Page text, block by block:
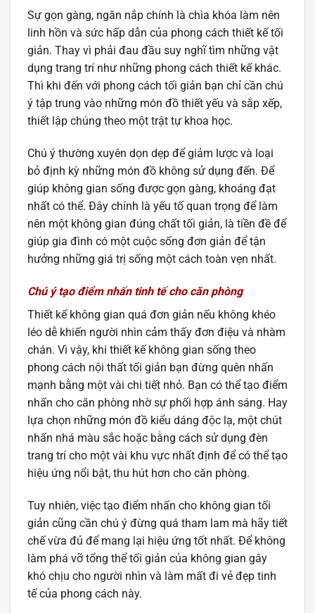
Sự gọn gàng, ngăn nắp chính là chìa khóa làm nên
linh hồn và sức hấp dẫn của phong cách thiết kế tối
giản. Thay vì phải đau đầu suy nghĩ tìm những vật
dụng trang trí như những phong cách thiết kế khác.
Thì khi đến với phong cách tối giản bạn chỉ cần chú
ý tập trung vào những món đồ thiết yếu và sắp xếp,
thiết lập chúng theo một trật tự khoa học.
Chú ý thường xuyên dọn dẹp để giảm lược và loại
bỏ định kỳ những món đồ không sử dụng đến. Để
giúp không gian sống được gọn gàng, khoáng đạt
nhất có thể. Đây chính là yếu tố quan trọng để làm
nên một không gian đúng chất tối giản, là tiền đề để
giúp gia đình có một cuộc sống đơn giản để tận
hưởng những giá trị sống một cách toàn vẹn nhất.
Chú ý tạo điểm nhấn tinh tế cho căn phòng
Thiết kế không gian quá đơn giản nếu không khéo
léo dễ khiến người nhìn cảm thấy đơn điệu và nhàm
chán. Vì vậy, khi thiết kế không gian sống theo
phong cách nội thất tối giản bạn đừng quên nhấn
mạnh bằng một vài chi tiết nhỏ. Bạn có thể tạo điểm
nhấn cho căn phòng nhờ sự phối hợp ánh sáng. Hay
lựa chọn những món đồ kiểu dáng độc lạ, một chút
nhấn nhá màu sắc hoặc bằng cách sử dụng đèn
trang trí cho một vài khu vực nhất định để có thể tạo
hiệu ứng nổi bật, thu hút hơn cho căn phòng.
Tuy nhiên, việc tạo điểm nhấn cho không gian tối
giản cũng cần chú ý đừng quá tham lam mà hãy tiết
chế vừa đủ để mang lại hiệu ứng tốt nhất. Để không
làm phá vỡ tổng thể tối giản của không gian gây
khó chịu cho người nhìn và làm mất đi vẻ đẹp tinh
tế của phong cách này.